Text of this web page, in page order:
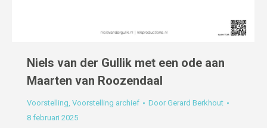
Niels van der Gullik met een ode aan
Maarten van Roozendaal
Voorstelling, Voorstelling archief DoorGerard Berkhout
8 februari 2025